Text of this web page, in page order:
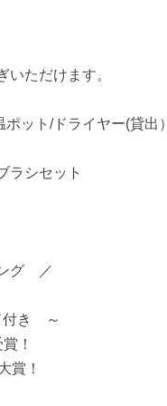
ただけます。
ット/ドライヤー(貸出）
シセット
グ ／
付き ～
！
！